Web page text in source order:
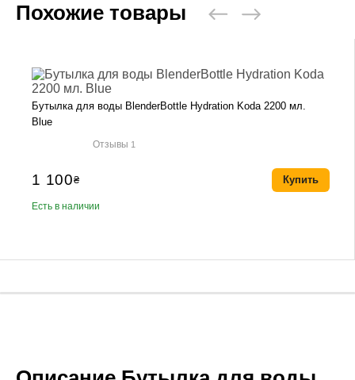
Похожие товары
Бутылка для воды BlenderBottle Hydration Koda 2200 мл.
Blue
Отзывы 1
1 100₴
Есть в наличии
Купить